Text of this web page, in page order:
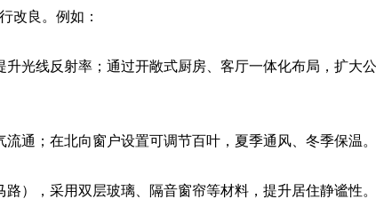
改良。例如：
光线反射率；通过开敞式厨房、客厅一体化布局，扩大
通；在北向窗户设置可调节百叶，夏季通风、冬季保温。
），采用双层玻璃、隔音窗帘等材料，提升居住静谧性。